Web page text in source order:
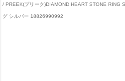
PREEK(プリーク)DIAMOND HEART STONE RING
グ シルバー 18826990992